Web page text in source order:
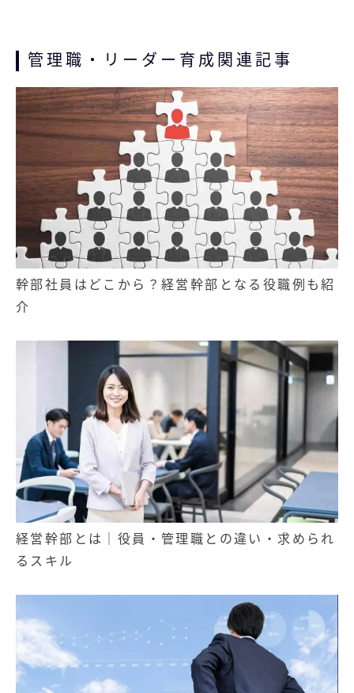
管理職・リーダー育成関連記事
幹部社員はどこから？経営幹部となる役職例も紹
介
経営幹部とは｜役員・管理職との違い・求められ
るスキル